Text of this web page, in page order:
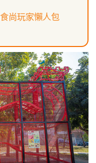
尚玩家懶人包